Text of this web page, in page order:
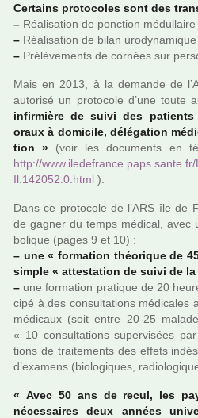
Certains pro­to­co­les sont des
– Réalisation de ponc­tion
– Réalisation de bilan uro­dy­na­mi­que
– Prélèvements de cor­nées sur
Mais en 2013, à la demande de
auto­risé un pro­to­cole d’une toute
infir­mière de suivi des patients
oraux à domi­cile, délé­ga­tion
tion » (voir les docu­ments en
http://
Il.142052.0.html ).
Dans ce pro­to­cole de l’ARS île de
de gagner du temps médi­cal,
bo­li­que (pages 9 et 10) :
– une « for­ma­tion théo­ri­que de
simple « attes­ta­tion de suivi de
– une for­ma­tion pra­ti­que de 20
cipé à des consul­ta­tions médi­ca­les
médi­caux (soit entre 20-25
« 10 consul­ta­tions super­vi­sées
tions de trai­te­ments des effets
d’exa­mens (bio­lo­gi­ques,
« Avec 50 ans de recul, les
néces­sai­res deux années